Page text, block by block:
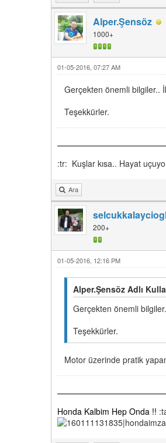
Alper.Şensöz
1000+
01-05-2016, 07:27 AM
Gerçekten önemli bilgiler..
Teşekkürler.
:tr: Kuşlar kısa.. Hayat
Ara
200+
01-05-2016, 12:16 PM
Alper.Şensöz Adlı
Gerçekten önemli
Teşekkürler.
Motor üzerinde pratik
Honda Kalbim Hep Onda !!